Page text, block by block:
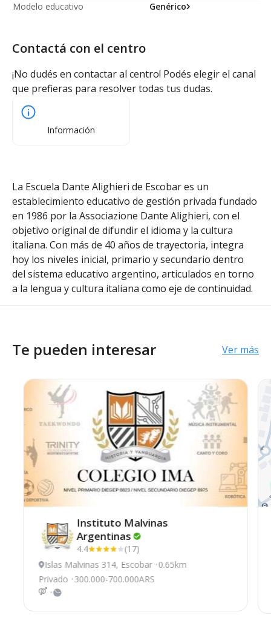
Modelo educativo
Genérico
Contactá con el centro
¡No dudés en contactar al centro! Podés elegir el canal
que prefieras para resolver todas tus dudas.
Información
La Escuela Dante Alighieri de Escobar es un
establecimiento educativo de gestión privada fundado
en 1986 por la Associazione Dante Alighieri, con el
objetivo original de difundir el idioma y la cultura
italiana. Con más de 40 años de trayectoria, integra
hoy los niveles inicial, primario y secundario dentro
del sistema educativo argentino, articulados en torno
a la lengua y cultura italiana como eje de continuidad.
Te pueden interesar Ver más
Instituto Malvinas
Argentinas
4.4
(17)
Islas Malvinas 314, Escobar 0.65km
Privado 300.000-700.000ARS